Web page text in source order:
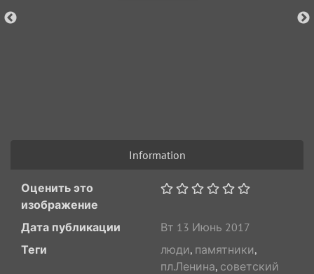
Information
Оценить это
изображение
Дата публикации
Вт 13 Июнь 2017
Теги
люди, памятники,
пл.Ленина, советский